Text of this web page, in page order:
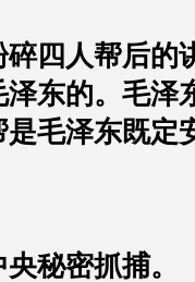
四人帮后的
泽东的。毛泽
毛泽东既定
秘密抓捕。